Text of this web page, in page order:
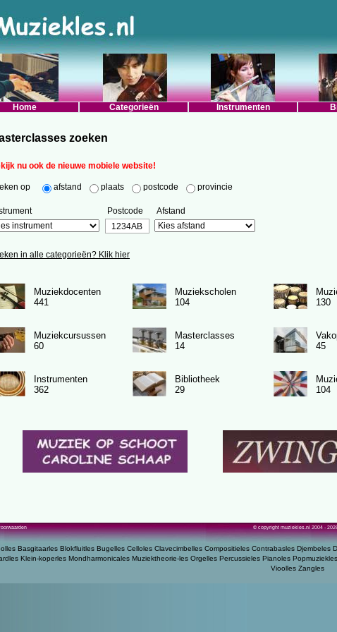
Home Categorieën Instrumenten
zoeken
nu ook de nieuwe mobiele website!
op afstand plaats postcode provincie
Postcode Afstand
in alle categorieën? Klik hier
Muziekdocenten
441
Muziekscholen
104
130
Muziekcursussen
60
Masterclasses
14
45
Instrumenten
362
Bibliotheek
29
104
© copyright muziekles.nl 2004 -
Basgitaarles Blokfluitles Bugelles Celloles Clavecimbelles Compositieles Contrabasles Djembeles
Klein-koperles Mondharmonicales Muziektheorie-les Orgelles Percussieles Pianoles Popmuziekles
Vioolles Zangles